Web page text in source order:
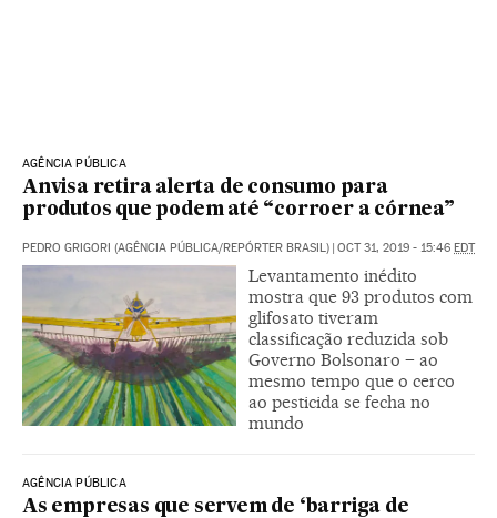
AGÊNCIA PÚBLICA
Anvisa retira alerta de consumo para
produtos que podem até “corroer a córnea”
PEDRO GRIGORI (AGÊNCIA PÚBLICA/REPÓRTER BRASIL) | OCT 31, 2019 - 15:46 EDT
Levantamento inédito
mostra que 93 produtos com
glifosato tiveram
classificação reduzida sob
Governo Bolsonaro – ao
mesmo tempo que o cerco
ao pesticida se fecha no
mundo
AGÊNCIA PÚBLICA
As empresas que servem de ‘barriga de